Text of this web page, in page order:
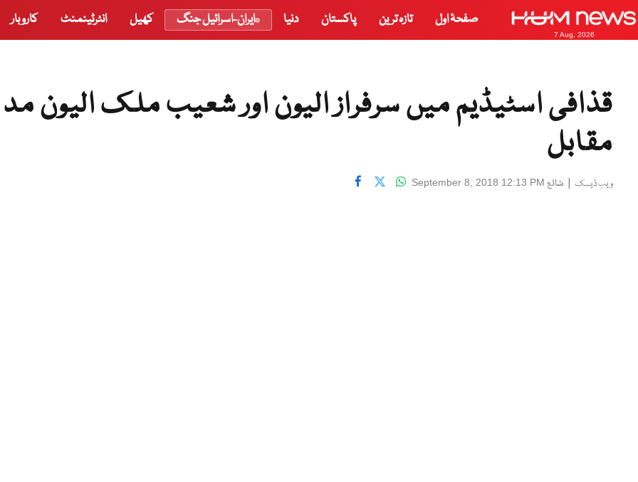
7 Aug, 2026
صفحۂ اول تازہ ترین پاکستان دنیا ایران-اسرائیل جنگ کھیل انٹرٹینمنٹ کاروبار
قذافی اسٹیڈیم میں سرفراز الیون اور شعیب ملک الیون مد
مقابل
ویب ڈیسک | شائع September 8, 2018 12:13 PM